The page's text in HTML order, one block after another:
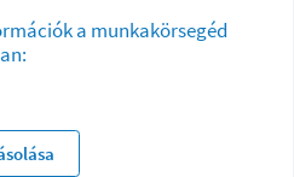
a munkakörsegéd